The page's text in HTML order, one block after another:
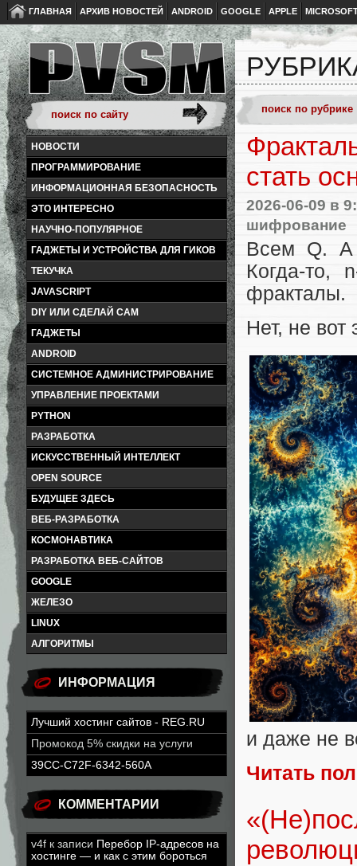
ГЛАВНАЯ АРХИВ НОВОСТЕЙ ANDROID GOOGLE APPLE
НОВОСТИ
ПРОГРАММИРОВАНИЕ
ИНФОРМАЦИОННАЯ БЕЗОПАСНОСТЬ
ЭТО ИНТЕРЕСНО
НАУЧНО-ПОПУЛЯРНОЕ
ГАДЖЕТЫ И УСТРОЙСТВА ДЛЯ ГИКОВ
ТЕКУЧКА
JAVASCRIPT
DIY ИЛИ СДЕЛАЙ САМ
ГАДЖЕТЫ
ANDROID
СИСТЕМНОЕ АДМИНИСТРИРОВАНИЕ
УПРАВЛЕНИЕ ПРОЕКТАМИ
PYTHON
РАЗРАБОТКА
ИСКУССТВЕННЫЙ ИНТЕЛЛЕКТ
OPEN SOURCE
БУДУЩЕЕ ЗДЕСЬ
ВЕБ-РАЗРАБОТКА
КОСМОНАВТИКА
РАЗРАБОТКА ВЕБ-САЙТОВ
GOOGLE
ЖЕЛЕЗО
LINUX
АЛГОРИТМЫ
ИНФОРМАЦИЯ
Лучший хостинг сайтов - REG.RU
Промокод 5% скидки на услуги
39CC-C72F-6342-560A
КОММЕНТАРИИ
v4f к записи Перебор IP-адресов на
хостинге — и как с этим бороться
стать
2026-06-09 в
шифрование
Всем Q. А
Когда-то,
фракталы.
Нет, не вот
и даже не
Читать